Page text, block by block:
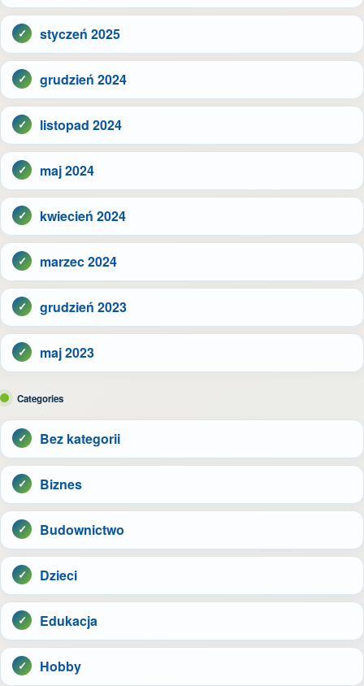
styczeń 2025
grudzień 2024
listopad 2024
maj 2024
kwiecień 2024
marzec 2024
grudzień 2023
maj 2023
Categories
Bez kategorii
Biznes
Budownictwo
Dzieci
Edukacja
Hobby